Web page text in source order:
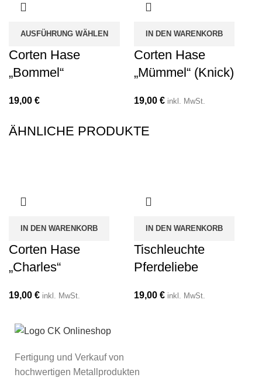
AUSFÜHRUNG WÄHLEN
Corten Hase
„Bommel“
19,00 €
IN DEN WARENKORB
Corten Hase
„Mümmel“ (Knick)
19,00 € inkl. MwSt.
ÄHNLICHE PRODUKTE
IN DEN WARENKORB
Corten Hase
„Charles“
19,00 € inkl. MwSt.
IN DEN WARENKORB
Tischleuchte
Pferdeliebe
19,00 € inkl. MwSt.
Fertigung und Verkauf von
hochwertigen Metallprodukten